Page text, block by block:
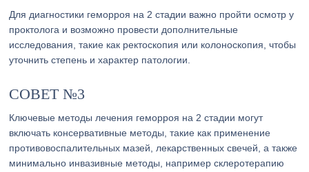
Для диагностики геморроя на 2 стадии важно пройти осмотр у
проктолога и возможно провести дополнительные
исследования, такие как ректоскопия или колоноскопия, чтобы
уточнить степень и характер патологии.
СОВЕТ №3
Ключевые методы лечения геморроя на 2 стадии могут
включать консервативные методы, такие как применение
противовоспалительных мазей, лекарственных свечей, а также
минимально инвазивные методы, например склеротерапию